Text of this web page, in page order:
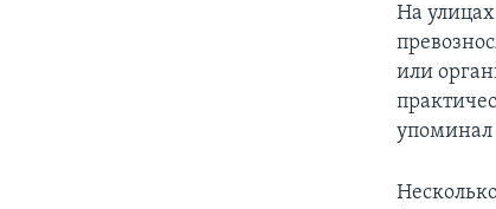
На
или
упоминал